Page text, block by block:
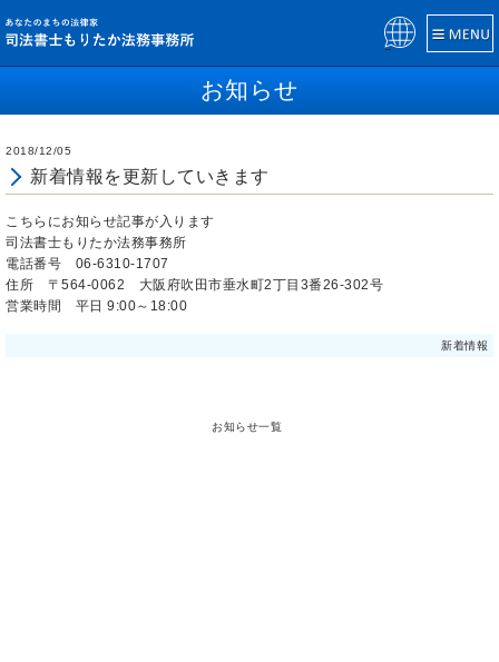
Pow
お知らせ
2018/12/05
新着情報を更新していきます
こちらにお知らせ記事が入ります
司法書士もりたか法務事務所
電話番号 06-6310-1707
住所 〒564-0062 大阪府吹田市垂水町2丁目3番26-302号
営業時間 平日 9:00～18:00
新着情報
お知らせ一覧